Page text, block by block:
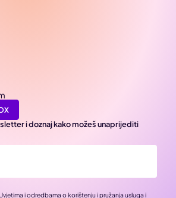
i doznaj kako možeš unaprijediti
i odredbama o korištenju i pružanja usluga i